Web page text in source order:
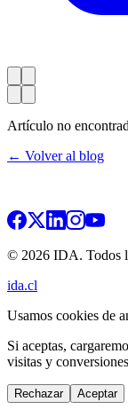
Artículo no
← Volver al blog
© 2026 IDA. Todos
ida.cl
Usamos cookies de
Si aceptas,
visitas y
Rechazar Aceptar